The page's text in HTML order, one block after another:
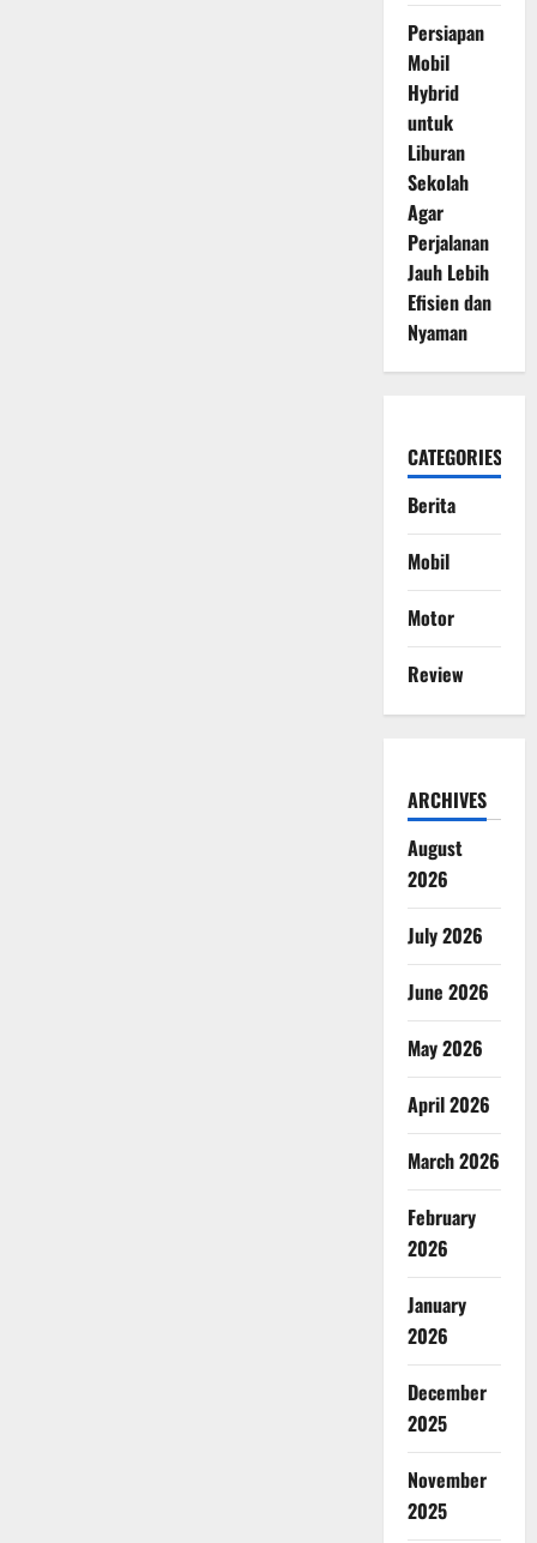
Persiapan
Mobil
Hybrid
untuk
Liburan
Sekolah
Agar
Perjalanan
Jauh Lebih
Efisien dan
Nyaman
CATEGORIES
Berita
Mobil
Motor
Review
ARCHIVES
August
2026
July 2026
June 2026
May 2026
April 2026
March 2026
February
2026
January
2026
December
2025
November
2025